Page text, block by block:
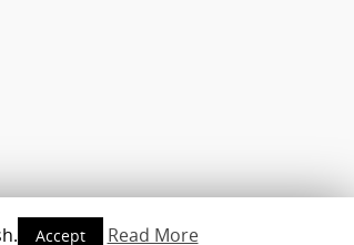
- www.androidmag.de
Accept Read More